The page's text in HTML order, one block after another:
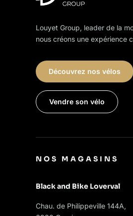
product
page
Louyet Group, leader de la
nous créons une expérience
Découvrez nos vélos
Vendre son vélo
NOS MAGASINS
Black and Bike Loverval
Chau. de Philippeville 144A,